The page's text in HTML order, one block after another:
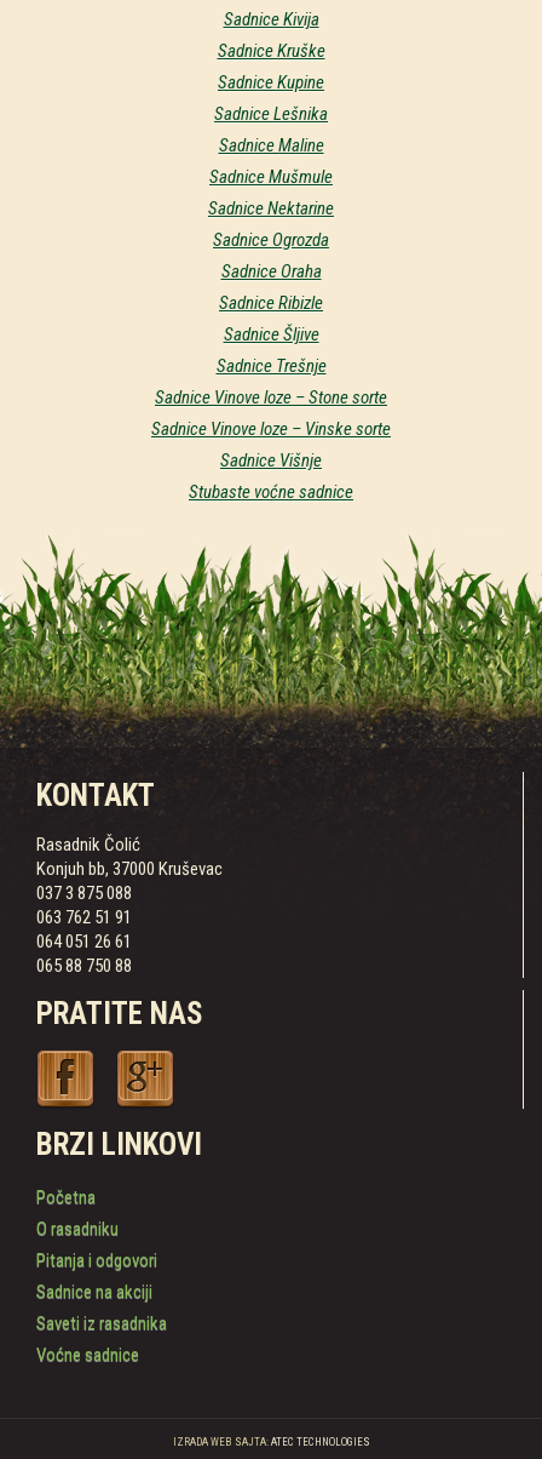
Sadnice Kivija
Sadnice Kruške
Sadnice Kupine
Sadnice Lešnika
Sadnice Maline
Sadnice Mušmule
Sadnice Nektarine
Sadnice Ogrozda
Sadnice Oraha
Sadnice Ribizle
Sadnice Šljive
Sadnice Trešnje
Sadnice Vinove loze – Stone sorte
Sadnice Vinove loze – Vinske sorte
Sadnice Višnje
Stubaste voćne sadnice
KONTAKT
Rasadnik Čolić
Konjuh bb, 37000 Kruševac
037 3 875 088
063 762 51 91
064 051 26 61
065 88 750 88
PRATITE NAS
BRZI LINKOVI
Početna
O rasadniku
Pitanja i odgovori
Sadnice na akciji
Saveti iz rasadnika
Voćne sadnice
IZRADA WEB SAJTA: ATEC TECHNOLOGIES